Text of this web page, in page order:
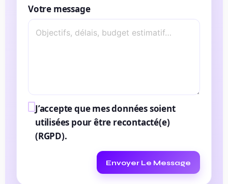
Votre message
J’accepte que mes données soient
utilisées pour être recontacté(e)
(RGPD).
Envoyer Le Message